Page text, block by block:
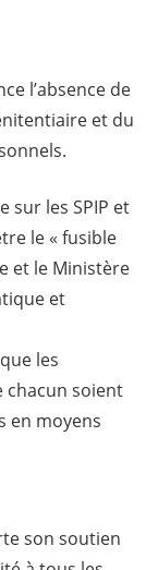
l’absence de
et du
sur les SPIP et
le « fusible
et le Ministère
et
les
chacun soient
en moyens
son soutien